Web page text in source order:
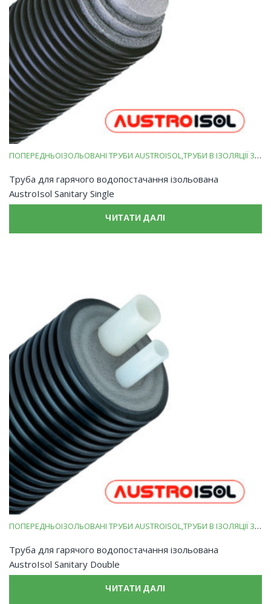
ПОПЕРЕДНЬОІЗОЛЬОВАНІ ТРУБИ AUSTROISOLТРУБИ В ІЗОЛЯЦІЇ ЗІ ВСПІНЕНОГО ПОЛІЕТИЛЕНУ
Труба для гарячого водопостачання ізольована
AustroIsol Sanitary Single
ЧИТАТИ ДАЛІ
ПОПЕРЕДНЬОІЗОЛЬОВАНІ ТРУБИ AUSTROISOLТРУБИ В ІЗОЛЯЦІЇ ЗІ ВСПІНЕНОГО ПОЛІЕТИЛЕНУ
Труба для гарячого водопостачання ізольована
AustroIsol Sanitary Double
ЧИТАТИ ДАЛІ